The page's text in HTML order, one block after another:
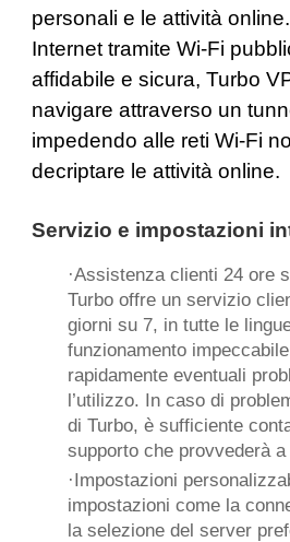
personali e le attività
Internet tramite Wi-Fi
affidabile e sicura, Turbo
navigare attraverso un
impedendo alle reti Wi-Fi
decriptare le attività online.
Servizio e impostazioni
·Assistenza clienti 24 ore
Turbo offre un servizio
giorni su 7, in tutte le
funzionamento
rapidamente eventuali
l’utilizzo. In caso di
di Turbo, è sufficiente
supporto che provvederà
·Impostazioni
impostazioni come la
la selezione del server